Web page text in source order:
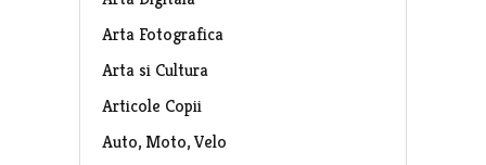
Arta Fotografica
Arta si Cultura
Articole Copii
Auto, Moto, Velo